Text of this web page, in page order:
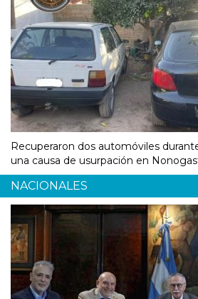
Recuperaron dos automóviles
una causa de usurpación en
NACIONALES